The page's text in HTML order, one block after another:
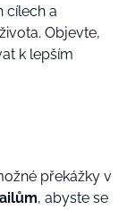
cílech a
Objevte,
k lepším
překážky v
, abyste se